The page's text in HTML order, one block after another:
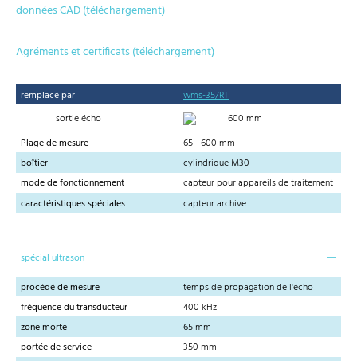
données CAD (téléchargement)
Agréments et certificats (téléchargement)
remplacé par
wms-35/RT
sortie écho
600 mm
Plage de mesure
65 - 600 mm
boîtier
cylindrique M30
mode de fonctionnement
capteur pour appareils de traitement
caractéristiques spéciales
capteur archive
spécial ultrason
procédé de mesure
temps de propagation de l'écho
fréquence du transducteur
400 kHz
zone morte
65 mm
portée de service
350 mm